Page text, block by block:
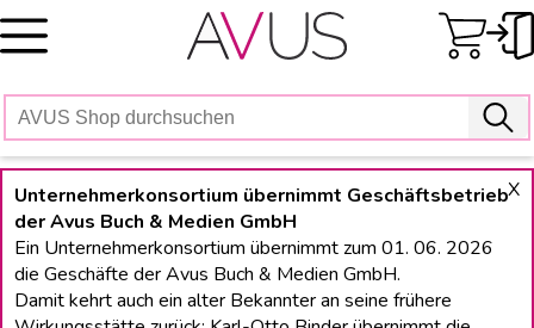
Skip
to
X
Unternehmerkonsortium übernimmt Geschäftsbetrieb
der Avus Buch & Medien GmbH
Ein Unternehmerkonsortium übernimmt zum 01. 06. 2026
die Geschäfte der Avus Buch & Medien GmbH.
Damit kehrt auch ein alter Bekannter an seine frühere